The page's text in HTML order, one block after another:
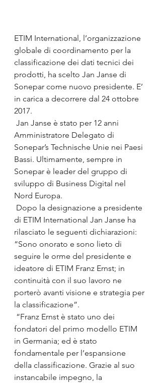
ETIM International, l’organizzazione
globale di coordinamento per la
classificazione dei dati tecnici dei
prodotti, ha scelto Jan Janse di
Sonepar come nuovo presidente. E’
in carica a decorrere dal 24 ottobre
2017.
Amministratore Delegato di
Sonepar’s Technische Unie nei Paesi
Bassi. Ultimamente, sempre in
Sonepar è leader del gruppo di
sviluppo di Business Digital nel
Nord Europa.
di ETIM International Jan Janse ha
rilasciato le seguenti dichiarazioni:
“Sono onorato e sono lieto di
seguire le orme del presidente e
ideatore di ETIM Franz Ernst; in
continuità con il suo lavoro ne
porterò avanti visione e strategia per
la classificazione”.
fondatori del primo modello ETIM
in Germania; ed è stato
fondamentale per l’espansione
della classificazione. Grazie al suo
instancabile impegno, la